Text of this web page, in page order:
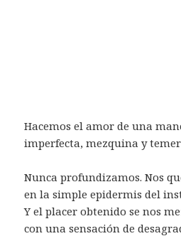
Hacemos el amor de una
imperfecta, mezquina y
Nunca profundizamos. Nos
en la simple epidermis del
Y el placer obtenido se nos
con una sensación de